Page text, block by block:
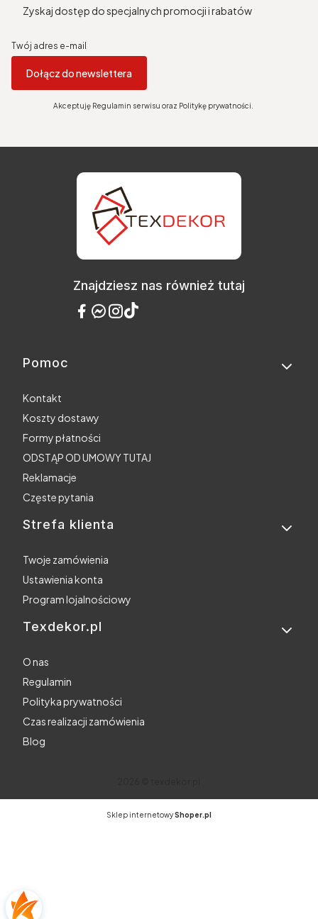
Zyskaj dostęp do specjalnych promocji i rabatów
Twój adres e-mail
Dołącz do newslettera
Akceptuję Regulamin serwisu oraz Politykę prywatności.
Znajdziesz nas również tutaj
Linki w stopce
Pomoc
Kontakt
Koszty dostawy
Formy płatności
ODSTĄP OD UMOWY TUTAJ
Reklamacje
Częste pytania
Strefa klienta
Twoje zamówienia
Ustawienia konta
Program lojalnościowy
Texdekor.pl
O nas
Regulamin
Polityka prywatności
Czas realizacji zamówienia
Blog
Sklep internetowyShoper.pl